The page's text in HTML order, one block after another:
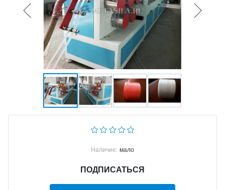
Наличие: мало
ПОДПИСАТЬСЯ